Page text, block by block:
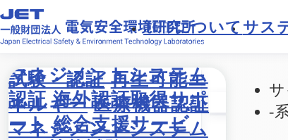
試験・認証 再生可能エ
ネルギー 医療機器認証
マネジメントシステム
JETについて サス